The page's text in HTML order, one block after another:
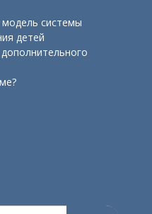
модель системы
детей